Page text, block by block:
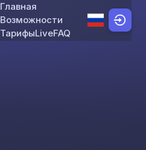
Skip to content
Главная
Возможности
ТарифыLiveFAQ